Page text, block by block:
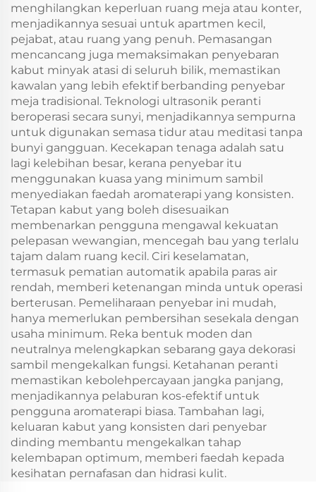
menghilangkan keperluan ruang meja atau konter,
menjadikannya sesuai untuk apartmen kecil,
pejabat, atau ruang yang penuh. Pemasangan
mencancang juga memaksimakan penyebaran
kabut minyak atasi di seluruh bilik, memastikan
kawalan yang lebih efektif berbanding penyebar
meja tradisional. Teknologi ultrasonik peranti
beroperasi secara sunyi, menjadikannya sempurna
untuk digunakan semasa tidur atau meditasi tanpa
bunyi gangguan. Kecekapan tenaga adalah satu
lagi kelebihan besar, kerana penyebar itu
menggunakan kuasa yang minimum sambil
menyediakan faedah aromaterapi yang konsisten.
Tetapan kabut yang boleh disesuaikan
membenarkan pengguna mengawal kekuatan
pelepasan wewangian, mencegah bau yang terlalu
tajam dalam ruang kecil. Ciri keselamatan,
termasuk pematian automatik apabila paras air
rendah, memberi ketenangan minda untuk operasi
berterusan. Pemeliharaan penyebar ini mudah,
hanya memerlukan pembersihan sesekala dengan
usaha minimum. Reka bentuk moden dan
neutralnya melengkapkan sebarang gaya dekorasi
sambil mengekalkan fungsi. Ketahanan peranti
memastikan kebolehpercayaan jangka panjang,
menjadikannya pelaburan kos-efektif untuk
pengguna aromaterapi biasa. Tambahan lagi,
keluaran kabut yang konsisten dari penyebar
dinding membantu mengekalkan tahap
kelembapan optimum, memberi faedah kepada
kesihatan pernafasan dan hidrasi kulit.